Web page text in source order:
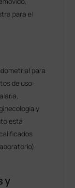
para el
para
de uso:
y
está
y